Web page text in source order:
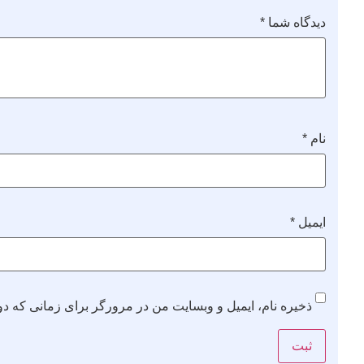
دیدگاه شما *
نام *
ایمیل *
ذخیره نام، ایمیل و وبسایت من در مرورگر برای زمانی که